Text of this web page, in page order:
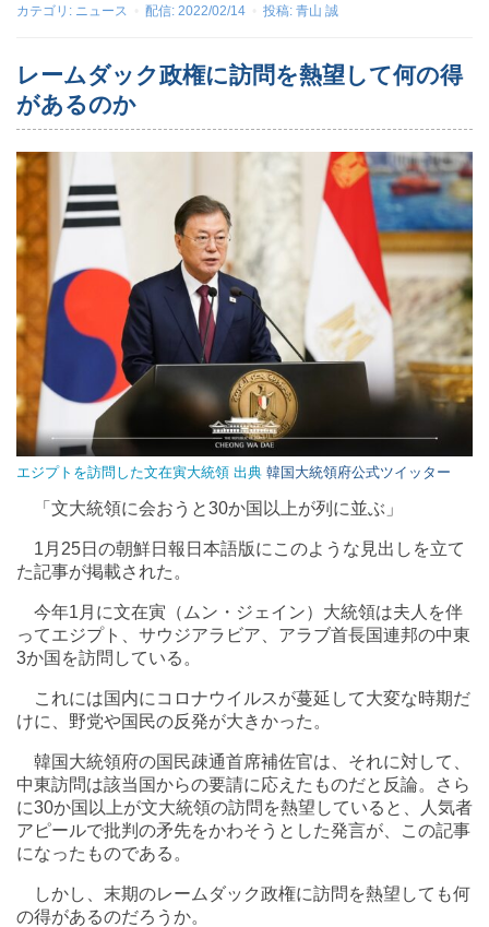
カテゴリ: ニュース 配信: 2022/02/14 投稿: 青山 誠
レームダック政権に訪問を熱望して何の得
があるのか
エジプトを訪問した文在寅大統領 出典 韓国大統領府公式ツイッター
「文大統領に会おうと30か国以上が列に並ぶ」
1月25日の朝鮮日報日本語版にこのような見出しを立て
た記事が掲載された。
今年1月に文在寅（ムン・ジェイン）大統領は夫人を伴
ってエジプト、サウジアラビア、アラブ首長国連邦の中東
3か国を訪問している。
これには国内にコロナウイルスが蔓延して大変な時期だ
けに、野党や国民の反発が大きかった。
韓国大統領府の国民疎通首席補佐官は、それに対して、
中東訪問は該当国からの要請に応えたものだと反論。さら
に30か国以上が文大統領の訪問を熱望していると、人気者
アピールで批判の矛先をかわそうとした発言が、この記事
になったものである。
しかし、末期のレームダック政権に訪問を熱望しても何
の得があるのだろうか。